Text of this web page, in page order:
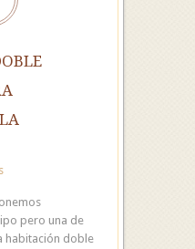
pero una de
habitación doble